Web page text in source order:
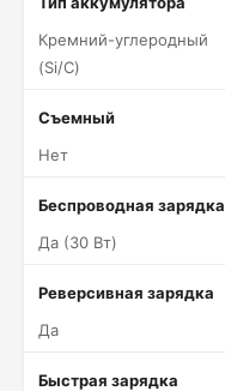
Кремний-углеродный
(Si/C)
Съемный
Нет
Беспроводная зарядка
Да (30 Вт)
Реверсивная зарядка
Да
Быстрая зарядка